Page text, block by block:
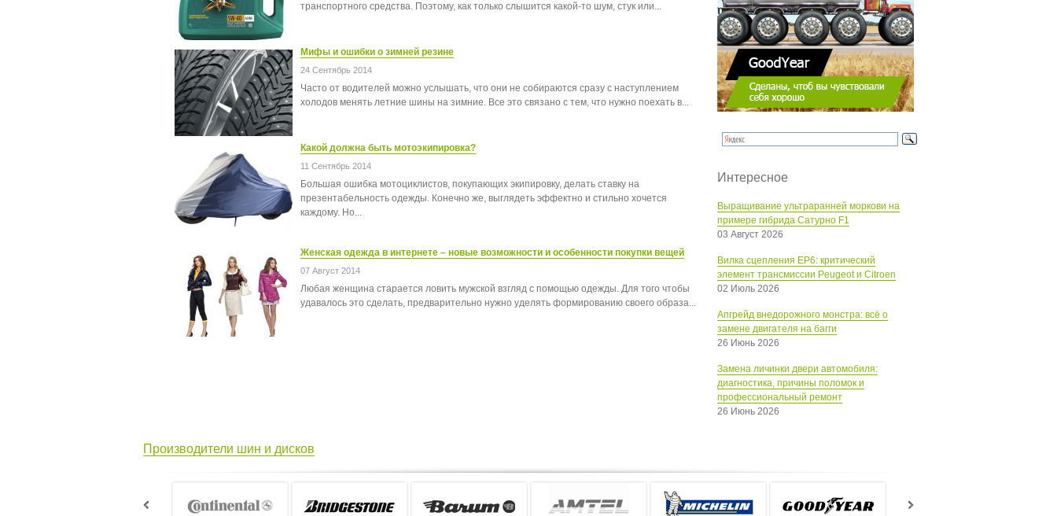
транспортного средства. Поэтому, как только слышится какой-то шум, стук или...
Мифы и ошибки о зимней резине
24 Сентябрь 2014
Часто от водителей можно услышать, что они не собираются сразу с наступлением
холодов менять летние шины на зимние. Все это связано с тем, что нужно поехать в...
Какой должна быть мотоэкипировка?
11 Сентябрь 2014
Большая ошибка мотоциклистов, покупающих экипировку, делать ставку на
презентабельность одежды. Конечно же, выглядеть эффектно и стильно хочется
каждому. Но...
Женская одежда в интернете – новые возможности и особенности покупки вещей
07 Август 2014
Любая женщина старается ловить мужской взгляд с помощью одежды. Для того чтобы
удавалось это сделать, предварительно нужно уделять формированию своего образа...
Интересное
Выращивание ультраранней моркови на
примере гибрида Сатурно F1
03 Август 2026
Вилка сцепления EP6: критический
элемент трансмиссии Peugeot и Citroen
02 Июль 2026
Апгрейд внедорожного монстра: всё о
замене двигателя на багги
26 Июнь 2026
Замена личинки двери автомобиля:
диагностика, причины поломок и
профессиональный ремонт
26 Июнь 2026
Производители шин и дисков